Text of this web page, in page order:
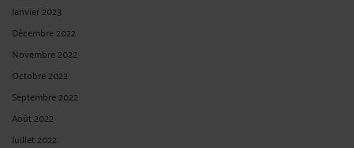
Janvier 2023
Décembre 2022
Novembre 2022
Octobre 2022
Septembre 2022
Août 2022
Juillet 2022